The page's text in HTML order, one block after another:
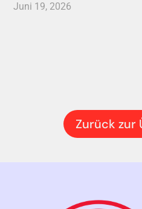
Juni 19, 2026
Zurück zur